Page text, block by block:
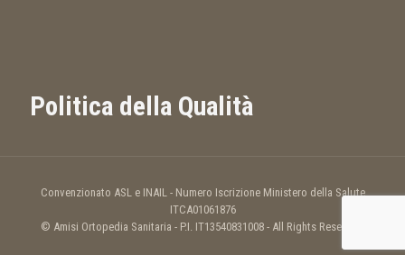
Politica della Qualità
Convenzionato ASL e INAIL - Numero Iscrizione Ministero della Salute
ITCA01061876
© Amisi Ortopedia Sanitaria - P.I. IT13540831008 - All Rights Reserved.